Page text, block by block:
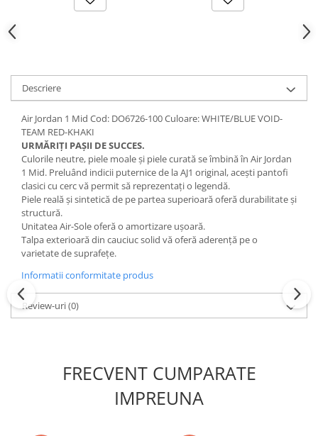
Descriere
Air Jordan 1 Mid Cod: DO6726-100 Culoare: WHITE/BLUE VOID-
TEAM RED-KHAKI
URMĂRIȚI PAȘII DE SUCCES.
Culorile neutre, piele moale și piele curată se îmbină în Air Jordan
1 Mid. Preluând indicii puternice de la AJ1 original, acești pantofi
clasici cu cerc vă permit să reprezentați o legendă.
Piele reală și sintetică de pe partea superioară oferă durabilitate și
structură.
Unitatea Air-Sole oferă o amortizare ușoară.
Talpa exterioară din cauciuc solid vă oferă aderență pe o
varietate de suprafețe.
Informatii conformitate produs
Review-uri(0)
FRECVENT CUMPARATE
IMPREUNA